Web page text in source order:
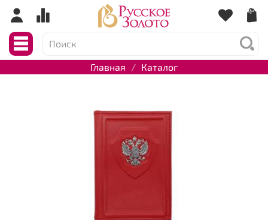
Главная Каталог